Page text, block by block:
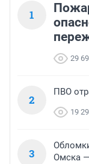
1
29
2
ПВО
19
3
Омска